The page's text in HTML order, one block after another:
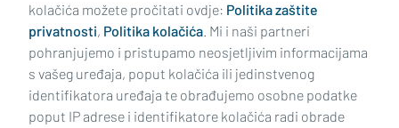
kolačića možete pročitati ovdje: Politika zaštite
privatnosti, Politika kolačića. Mi i naši partneri
pohranjujemo i pristupamo neosjetljivim informacijama
s vašeg uređaja, poput kolačića ili jedinstvenog
identifikatora uređaja te obrađujemo osobne podatke
poput IP adrese i identifikatore kolačića radi obrade